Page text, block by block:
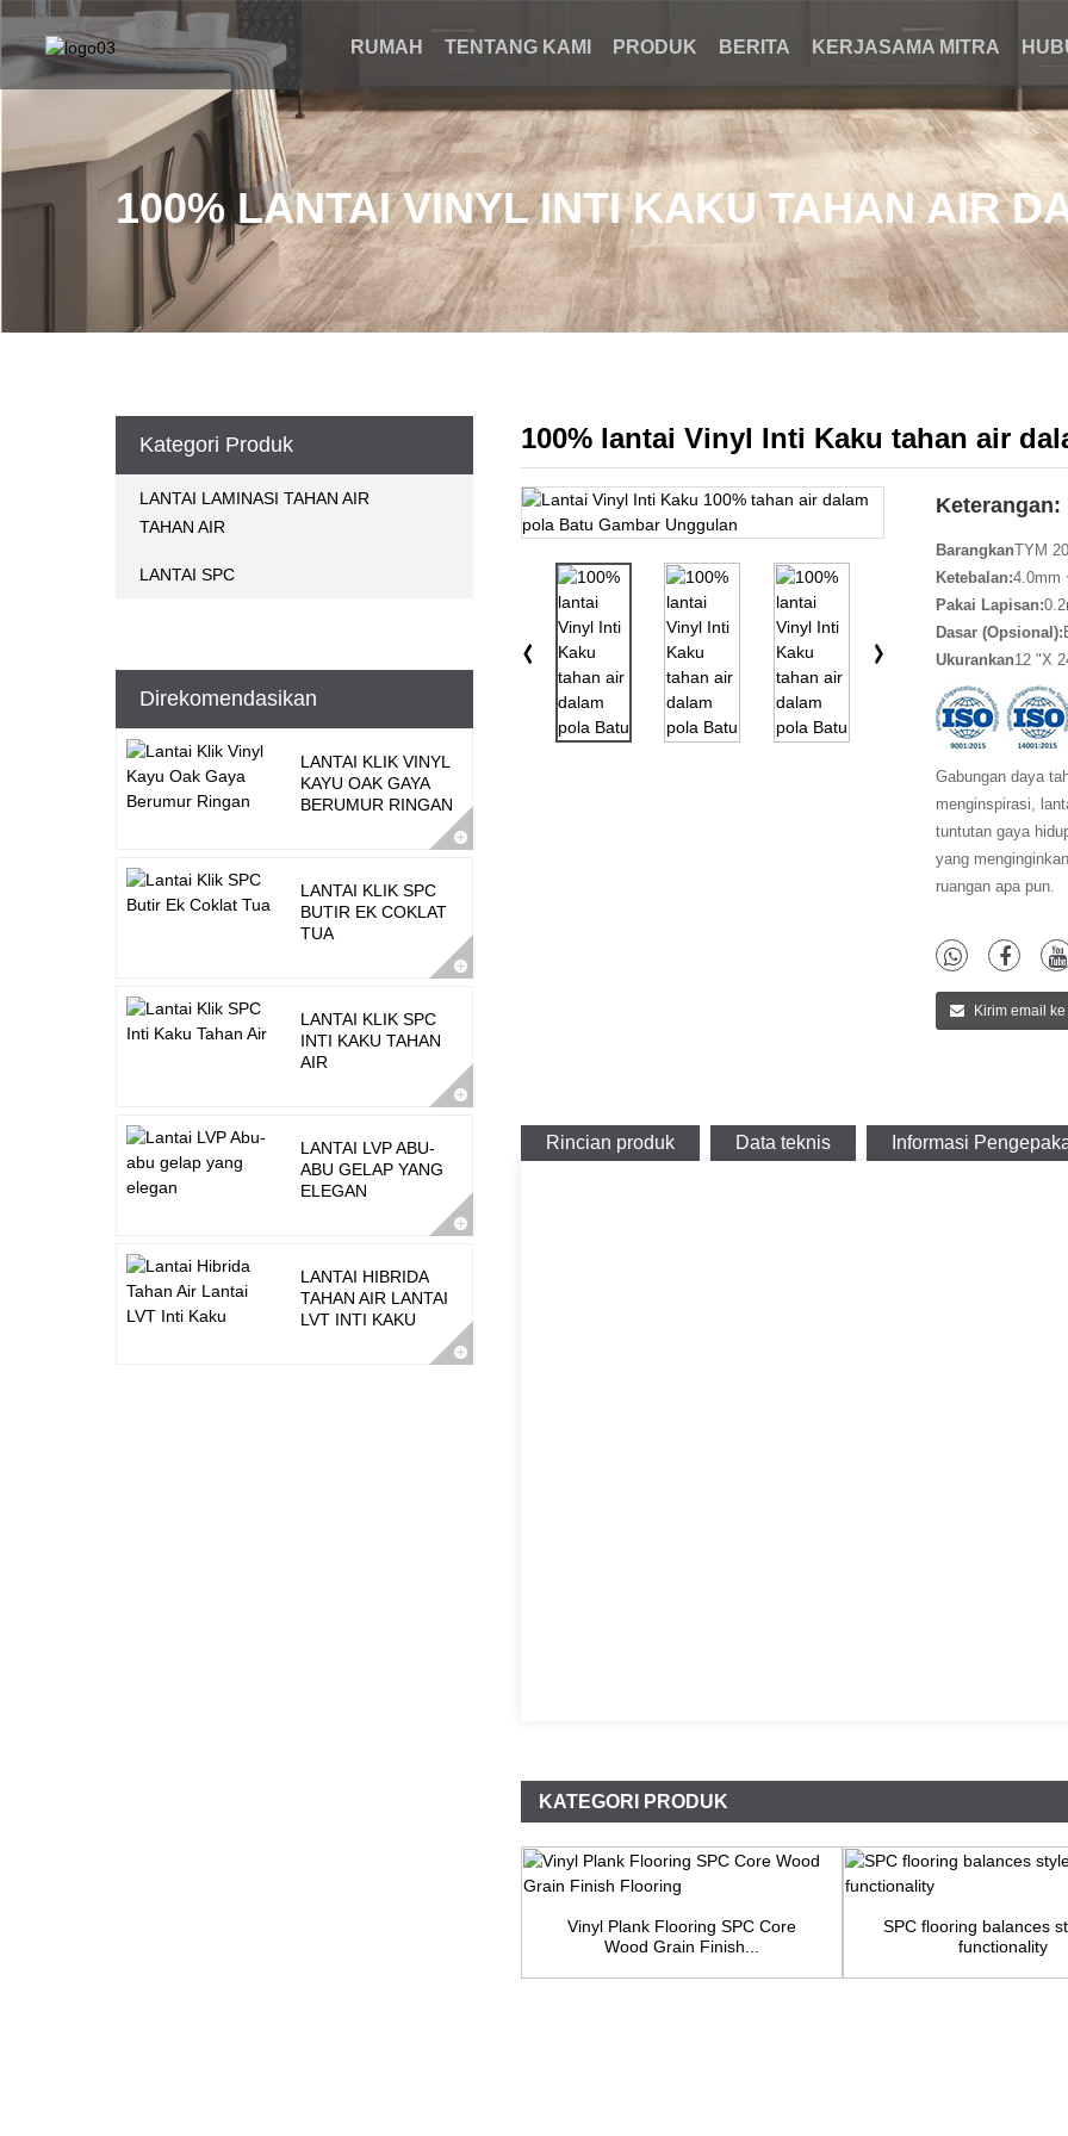
RUMAH TENTANG KAMI PRODUK BERITA KERJASAMA MITRA
100% LANTAI VINYL INTI KAKU TAHAN AIR
Kategori Produk
LANTAI LAMINASI TAHAN AIR
TAHAN AIR
LANTAI SPC
Direkomendasikan
LANTAI KLIK VINYL
KAYU OAK GAYA
BERUMUR RINGAN
LANTAI KLIK SPC
BUTIR EK COKLAT
TUA
LANTAI KLIK SPC
INTI KAKU TAHAN
AIR
LANTAI LVP ABU-
ABU GELAP YANG
ELEGAN
LANTAI HIBRIDA
TAHAN AIR LANTAI
LVT INTI KAKU
100% lantai Vinyl Inti Kaku tahan air
Keterangan:
Barang kanTYM
Ketebalan:4.0mm
Pakai Lapisan:
Dasar (Opsional):
Ukuran kan12 "X
Gabungan daya
menginspirasi,
tuntutan gaya
yang
ruangan apa pun.
Kirim email
Rincian produk Data teknis Informasi
KATEGORI PRODUK
Vinyl Plank Flooring SPC Core
Wood Grain Finish...
SPC flooring balances
functionality